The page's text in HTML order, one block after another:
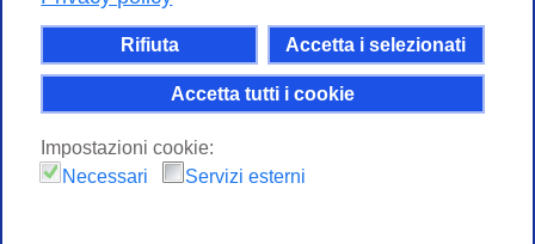
Rifiuta Accetta i selezionati
Accetta tutti i cookie
Impostazioni cookie:
Necessari
Servizi esterni
Il contenuto di questo sito e' rilasciato, tranne dove
altrimenti indicato, secondo i termini della licenza
Creative Commons
stesso modo 4.0 Internazionale.